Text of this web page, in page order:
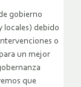
gobierno
locales) debido
o
un mejor
que